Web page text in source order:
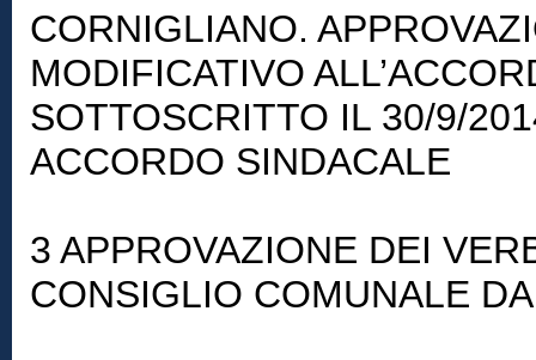
CORNIGLIANO.
MODIFICATIVO
SOTTOSCRITTO IL 30/9/
ACCORDO SINDACALE
3 APPROVAZIONE DEI
CONSIGLIO COMUNALE